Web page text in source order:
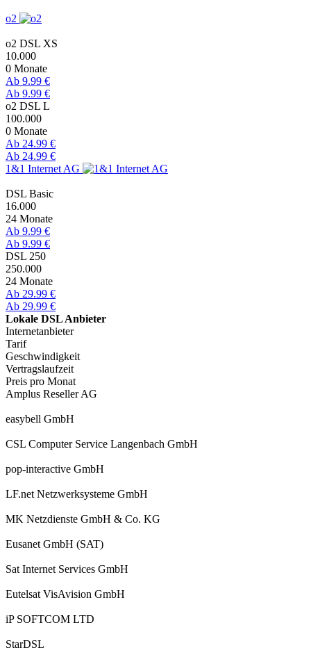
o2
o2 DSL XS
10.000
0 Monate
Ab 9.99 €
Ab 9.99 €
o2 DSL L
100.000
0 Monate
Ab 24.99 €
Ab 24.99 €
1&1 Internet AG
DSL Basic
16.000
24 Monate
Ab 9.99 €
Ab 9.99 €
DSL 250
250.000
24 Monate
Ab 29.99 €
Ab 29.99 €
Lokale DSL Anbieter
Internetanbieter
Tarif
Geschwindigkeit
Vertragslaufzeit
Preis pro Monat
Amplus Reseller AG
easybell GmbH
CSL Computer Service Langenbach GmbH
pop-interactive GmbH
LF.net Netzwerksysteme GmbH
MK Netzdienste GmbH & Co. KG
Eusanet GmbH (SAT)
Sat Internet Services GmbH
Eutelsat VisAvision GmbH
iP SOFTCOM LTD
StarDSL